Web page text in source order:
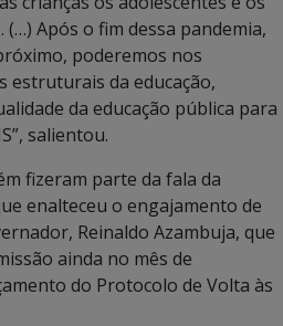
(…) Após o fim dessa pandemia,
poderemos nos
estruturais da educação,
da educação pública para
salientou.
fizeram parte da fala da
enalteceu o engajamento de
Reinaldo Azambuja, que
ainda no mês de
do Protocolo de Volta às